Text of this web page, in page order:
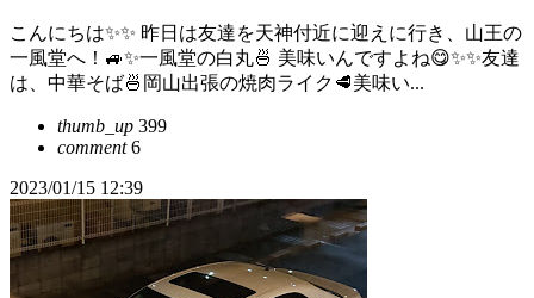
こんにちは✨✨ 昨日は友達を天神付近に迎えに行き、山王の
一風堂へ！🚙✨一風堂の白丸🍜 美味いんですよね😋✨✨友達
は、中華そば🍜岡山出張の焼肉ライク🥩美味い...
thumb_up 399
comment6
2023/01/15 12:39